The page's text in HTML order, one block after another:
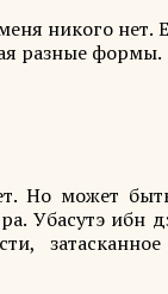
никого нет.
разные формы.
Но может
Убасутэ ибн